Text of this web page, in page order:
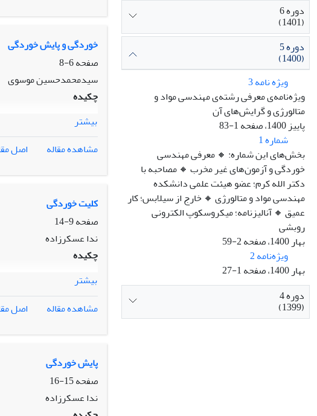
خوردگی و پایش خوردگی
صفحه6-8
سیدمحمدحسین موسوی
چکیده
بیشتر
مشاهده مقاله
اصل
کلیت خوردگی
صفحه9-14
ندا عسکرزاده
چکیده
بیشتر
مشاهده مقاله
اصل
پایش خوردگی
صفحه15-16
ندا عسکرزاده
دوره 6
(1401)
دوره 5
(1400)
ویژه ‌نامه 3
ویژه‌نامه‌ی معرفی رشته‌ی مهندسی مواد و
متالورژی و گرایش‌های آن
پاییز 1400، صفحه 1-83
شماره 1
بخش‌های این شماره: 🔸️ معرفی مهندسی
خوردگی و آزمون‌های غیر مخرب 🔸️ مصاحبه با
دکتر الله کرم؛ عضو هیئت علمی دانشکده
مهندسی مواد و متالورژی 🔸️ خارج از سیلابس؛ کار
عمیق 🔸️ آنالیزنامه؛ میکروسکوپ الکترونی
روبشی
بهار 1400، صفحه 2-59
ویژه‌نامه 2
بهار 1400، صفحه 1-27
دوره 4
(1399)